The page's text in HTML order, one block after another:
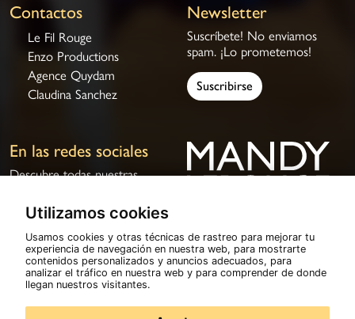
Utilizamos cookies
Usamos cookies y otras técnicas de rastreo para mejorar tu
experiencia de navegación en nuestra web, para mostrarte
contenidos personalizados y anuncios adecuados, para
analizar el tráfico en nuestra web y para comprender de donde
llegan nuestros visitantes.
Contactos
Le Fil Rouge
Enzo Productions
Agence Quydam
Claudina Sanchez
Newsletter
Suscríbete! No enviamos
spam. ¡Lo prometemos!
Suscribirse
En las redes sociales
Descubre todas nuestras
sociales.
© 2026 Mandy LerougeTodos los derechos reservados